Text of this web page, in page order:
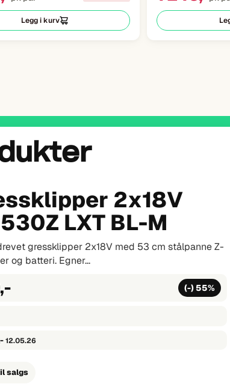
Legg i kurv
18V
LXT BL-M
DHR243Z, DTD173Z, lader og 3 x 5,0
maskinsett med vinkelsliper DGA504,...
(-) 39%
20.07.26
salgs